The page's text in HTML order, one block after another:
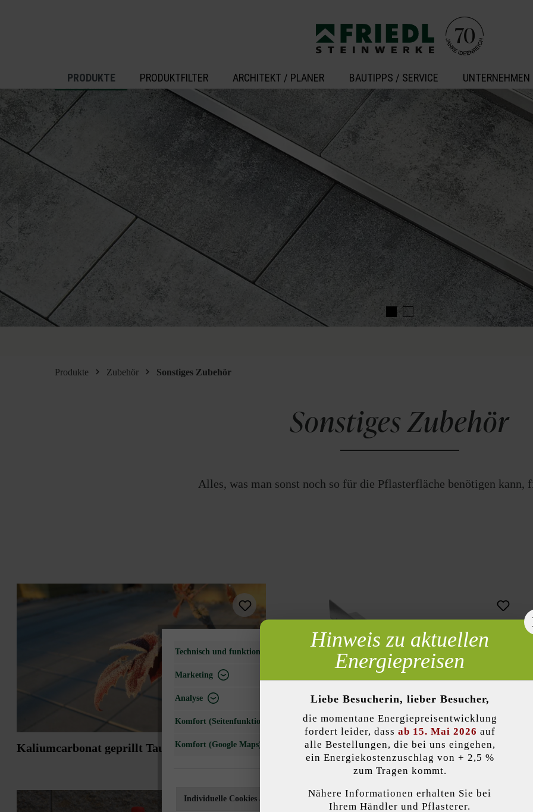
PRODUKTE PRODUKTFILTER ARCHITEKT / PLANER BAUTIPPS / SERVICE UNTERNEHMEN
Produkte Zubehör Sonstiges Zubehör
Sonstiges Zubehör
Alles, was man sonst noch so für die Pflasterfläche benötigen kann,
EINFARBIG/SCHATTIERT
einfarbig
Kaliumcarbonat geprillt Taumittel 25 kg Abschlusswinkel
Technisch und funktional erforderlich
Marketing
Analyse
Komfort (Seitenfunktionalität)
Komfort (Google Maps)
Individuelle Cookies akzeptieren
Hinweis zu aktuellen
Energiepreisen
Liebe Besucherin, lieber Besucher,
die momentane Energiepreisentwicklung
fordert leider, dass ab 15. Mai 2026 auf
alle Bestellungen, die bei uns eingehen,
ein Energiekostenzuschlag von + 2,5 %
zum Tragen kommt.
Nähere Informationen erhalten Sie bei
Ihrem Händler und Pflasterer.